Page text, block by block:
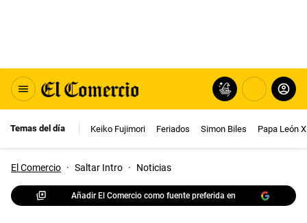
Temas del día Keiko Fujimori Feriados Simon Biles Papa León
El Comercio · Saltar Intro · Noticias
Añadir El Comercio como fuente preferida en